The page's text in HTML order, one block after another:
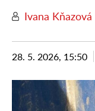
Ivana Kňazová
28. 5. 2026, 15:50